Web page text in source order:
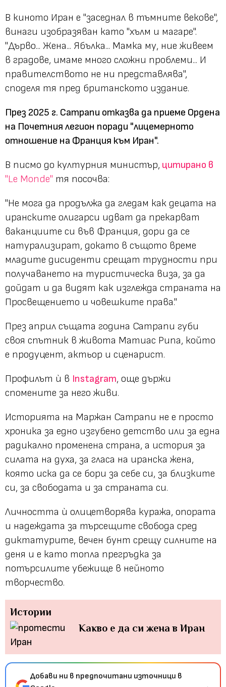
В киното Иран е "заседнал в тъмните векове",
винаги изобразяван като "хълм и магаре".
"Дърво... Жена... Ябълка... Мамка му, ние живеем
в градове, имаме много сложни проблеми... И
правителството не ни представлява",
споделя тя пред британското издание.
През 2025 г. Сатрапи отказва да приеме Ордена
на Почетния легион поради "лицемерното
отношение на Франция към Иран".
В писмо до културния министър, цитирано в
"Le Monde" тя посочва:
"Не мога да продължа да гледам как децата на
иранските олигарси идват да прекарват
ваканциите си във Франция, дори да се
натурализират, докато в същото време
младите дисиденти срещат трудности при
получаването на туристическа виза, за да
дойдат и да видят как изглежда страната на
Просвещението и човешките права."
През април същата година Сатрапи губи
своя спътник в живота Матиас Рипа, който
е продуцент, актьор и сценарист.
Профилът ѝ в Instagram, още държи
спомените за него живи.
Историята на Маржан Сатрапи не е просто
хроника за едно изгубено детство или за една
радикално променена страна, а история за
силата на духа, за гласа на иранска жена,
която иска да се бори за себе си, за близките
си, за свободата и за страната си.
Личността ѝ олицетворява куража, опората
и надеждата за търсещите свобода сред
диктатурите, вечен бунт срещу силните на
деня и е като топла прегръдка за
потърсилите убежище в нейното
творчество.
Истории
Какво е да си жена в Иран
Добави ни в предпочитани източници в